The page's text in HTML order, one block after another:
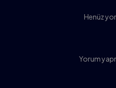
Henüz
Yorum